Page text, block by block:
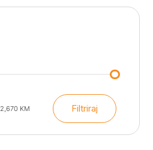
Min
cijena
Maks
cijena
Filtriraj
2,670 KM